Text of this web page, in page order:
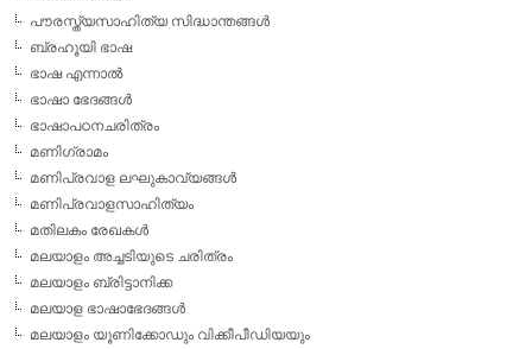
പൗരസ്ത്യസാഹിത്യ സിദ്ധാന്തങ്ങള്‍
ബ്രഹൂയി ഭാഷ
ഭാഷ എന്നാല്‍
ഭാഷാ ഭേദങ്ങള്‍
ഭാഷാപഠനചരിത്രം
മണിഗ്രാമം
മണിപ്രവാള ലഘുകാവ്യങ്ങള്‍
മണിപ്രവാളസാഹിത്യം
മതിലകം രേഖകള്‍
മലയാളം അച്ചടിയുടെ ചരിത്രം
മലയാളം ബ്രിട്ടാനിക്ക
മലയാള ഭാഷാഭേദങ്ങള്‍
മലയാളം യൂണിക്കോഡും വിക്കീപീഡിയയും